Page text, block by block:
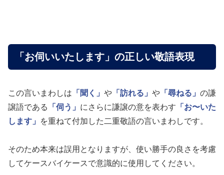
「お伺いいたします」の正しい敬語表現
この言いまわしは 「聞く」 や 「訪れる」 や 「尋ねる」 の謙
譲語である
「伺う」 にさらに謙譲の意を表わす 「お〜いた
します」
を重ねて付加した二重敬語の言いまわしです。
そのため本来は誤用となりますが、使い勝手の良さを考慮
してケースバイケースで意識的に使用してください。